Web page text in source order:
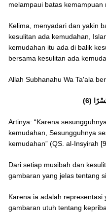
melampaui batas kemampuan
Kelima, menyadari dan yakin
kesulitan ada kemudahan,
kemudahan itu ada di balik
bersama kesulitan ada
Allah Subhanahu Wa Ta'ala
Artinya: “Karena
kemudahan, Sesungguhnya
kemudahan” (QS. al-Insyirah
Dari setiap musibah dan
gambaran yang jelas tentang
Karena ia adalah representasi
gambaran utuh tentang